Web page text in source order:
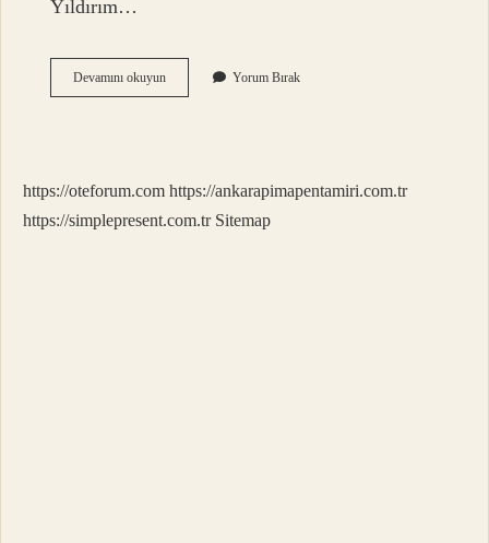
Yıldırım…
Devamını okuyunMalatya
Hangi
Yorum Bırak
https://oteforum.com https://ankarapimapentamiri.com.tr
https://simplepresent.com.tr Sitemap